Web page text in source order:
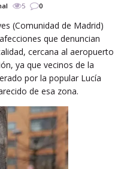
5 0
(Comunidad de Madrid)
que denuncian
cercana al aeropuerto
ya que vecinos de la
por la popular Lucía
de esa zona.